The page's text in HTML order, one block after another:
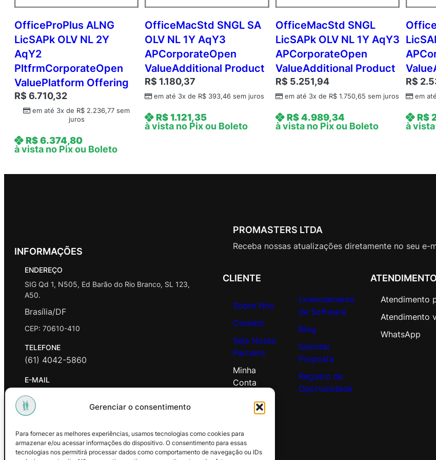
Gerenciar o consentimento
Para fornecer as melhores experiências, usamos tecnologias como cookies para
armazenar e/ou acessar informações do dispositivo. O consentimento para essas
tecnologias nos permitirá processar dados como comportamento de navegação ou IDs
c
d
m
c
A
P
A
c
d
V
a
OfficeProPlus ALNG
LicSAPk OLV NL 2Y
AqY2
PltfrmCorporateOpen
ValuePlatform Offering
R$ 6.710,32
em até 3x de R$ 2.236,77 sem
juros
R$6.374,80
à vista no Pix ou Boleto
OfficeMacStd SNGL SA
OLV NL 1Y AqY3
APCorporateOpen
ValueAdditional Product
R$ 1.180,37
em até 3x de R$ 393,46 sem juros
R$1.121,35
à vista no Pix ou Boleto
OfficeMacStd SNGL
LicSAPk OLV NL 1Y AqY3
APCorporateOpen
ValueAdditional Product
R$ 5.251,94
em até 3x de R$1.750,65 sem juros
R$4.989,34
à vista no Pix ou Boleto
R$
em
R$
à
INFORMAÇÕES
ENDEREÇO
SIG Qd 1, N505, Ed Barão do Rio Branco, SL 123,
A50.
Brasília/DF
CEP: 70610-410
TELEFONE
(61) 4042-5860
E-MAIL
contato@promasters.net.br
HORÁRIO DE ATENDIMENTO
Facebook Instagram Youtube
PROMASTERS LTDA
Receba nossas atualizações diretamente no seu e-
CLIENTE
Sobre Nós
Contato
Seja Nosso
Parceiro
Minha
Conta
Licenciamento
de Software
Blog
Solicitar
Proposta
Registro de
Oportunidade
ATENDIMENTO
Atendimento
Atendimento
WhatsApp